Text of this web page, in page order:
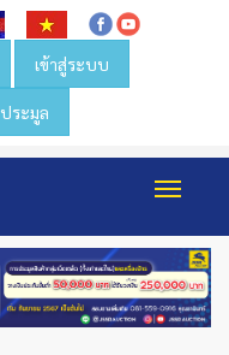
เข้าสู่ระบบ
ระมูล